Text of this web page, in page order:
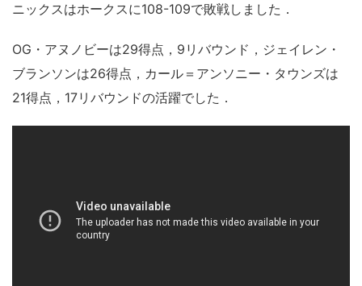
ニックスはホークスに108-109で敗戦しました．
OG・アヌノビーは29得点，9リバウンド，ジェイレン・
ブランソンは26得点，カール＝アンソニー・タウンズは
21得点，17リバウンドの活躍でした．